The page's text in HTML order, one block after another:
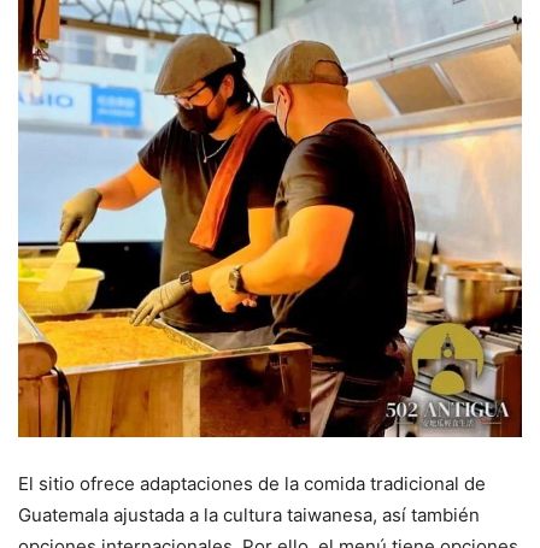
El sitio ofrece adaptaciones de la comida tradicional de
Guatemala ajustada a la cultura taiwanesa, así también